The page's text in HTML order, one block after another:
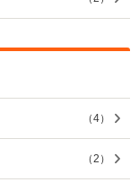
（4）
（2 ）